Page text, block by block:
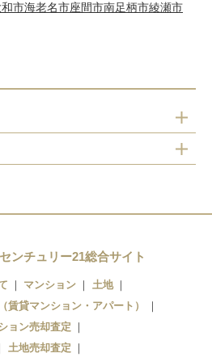
和市海老名市座間市南足柄市綾瀬市
ンチュリー21総合サイト
マンション
土地
賃貸マンション・アパート）
ョン売却査定
土地売却査定